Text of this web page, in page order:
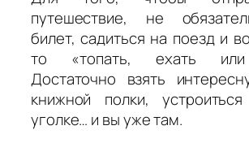
путешествие, не
билет, садиться на поезд и
то «топать, ехать или
Достаточно взять
книжной полки,
уголке… и вы уже там.